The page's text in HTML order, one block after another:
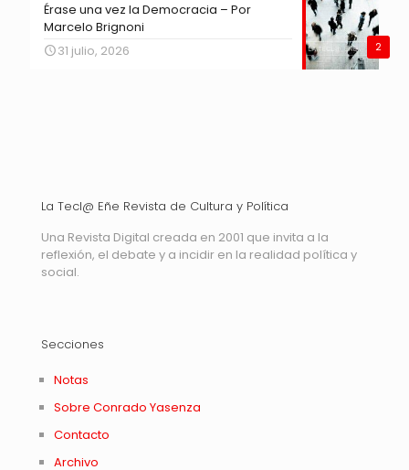
2
Érase una vez la Democracia – Por
Marcelo Brignoni
31 julio, 2026
La Tecl@ Eñe Revista de Cultura y Política
Una Revista Digital creada en 2001 que invita a la
reflexión, el debate y a incidir en la realidad política y
social.
Secciones
Notas
Sobre Conrado Yasenza
Contacto
Archivo